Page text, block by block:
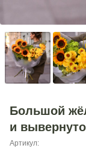
Большой
и
Артикул: